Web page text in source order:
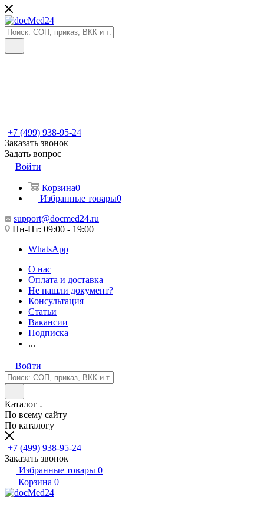
+7 (499) 938-95-24
Заказать звонок
Задать вопрос
Войти
Корзина0
Избранные товары0
support@docmed24.ru
Пн-Пт: 09:00 - 19:00
WhatsApp
О нас
Оплата и доставка
Не нашли документ?
Консультация
Статьи
Вакансии
Подписка
...
Войти
Каталог
По всему сайту
По каталогу
+7 (499) 938-95-24
Заказать звонок
Избранные товары 0
Корзина 0